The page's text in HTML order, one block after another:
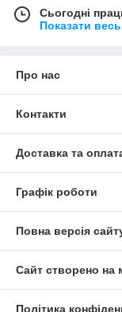
Сьогодні
Показати
Про нас
Контакти
Доставка та
Графік роботи
Повна версія
Сайт створено на
Політика